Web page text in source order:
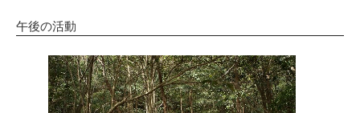
午後の活動